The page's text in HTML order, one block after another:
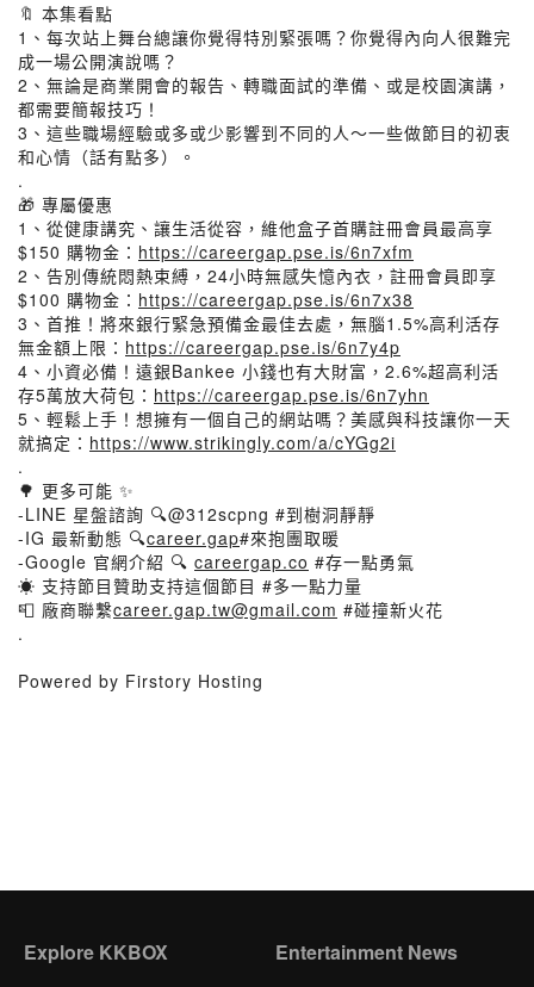
🔖 本集看點
1、每次站上舞台總讓你覺得特別緊張嗎？你覺得內向人很難完
成一場公開演說嗎？
2、無論是商業開會的報告、轉職面試的準備、或是校園演講，
都需要簡報技巧！
3、這些職場經驗或多或少影響到不同的人～一些做節目的初衷
和心情（話有點多）。
.
🎁 專屬優惠
1、從健康講究、讓生活從容，維他盒子首購註冊會員最高享
$150 購物金： https://careergap.pse.is/6n7xfm
2、告別傳統悶熱束縛，24小時無感失憶內衣，註冊會員即享
$100 購物金： https://careergap.pse.is/6n7x38
3、首推！將來銀行緊急預備金最佳去處，無腦1.5%高利活存
無金額上限： https://careergap.pse.is/6n7y4p
4、小資必備！遠銀Bankee 小錢也有大財富，2.6%超高利活
存5萬放大荷包： https://careergap.pse.is/6n7yhn
5、輕鬆上手！想擁有一個自己的網站嗎？美感與科技讓你一天
就搞定： https://www.strikingly.com/a/cYGg2i
.
🌳 更多可能 ✨
-LINE 星盤諮詢 🔍@312scpng #到樹洞靜靜
-IG 最新動態 🔍career.gap#來抱團取暖
-Google 官網介紹 🔍 careergap.co #存一點勇氣
☀️ 支持節目贊助支持這個節目 #多一點力量
📮 廠商聯繫career.gap.tw@gmail.com #碰撞新火花
.
Powered by Firstory Hosting
Explore KKBOX Entertainment News